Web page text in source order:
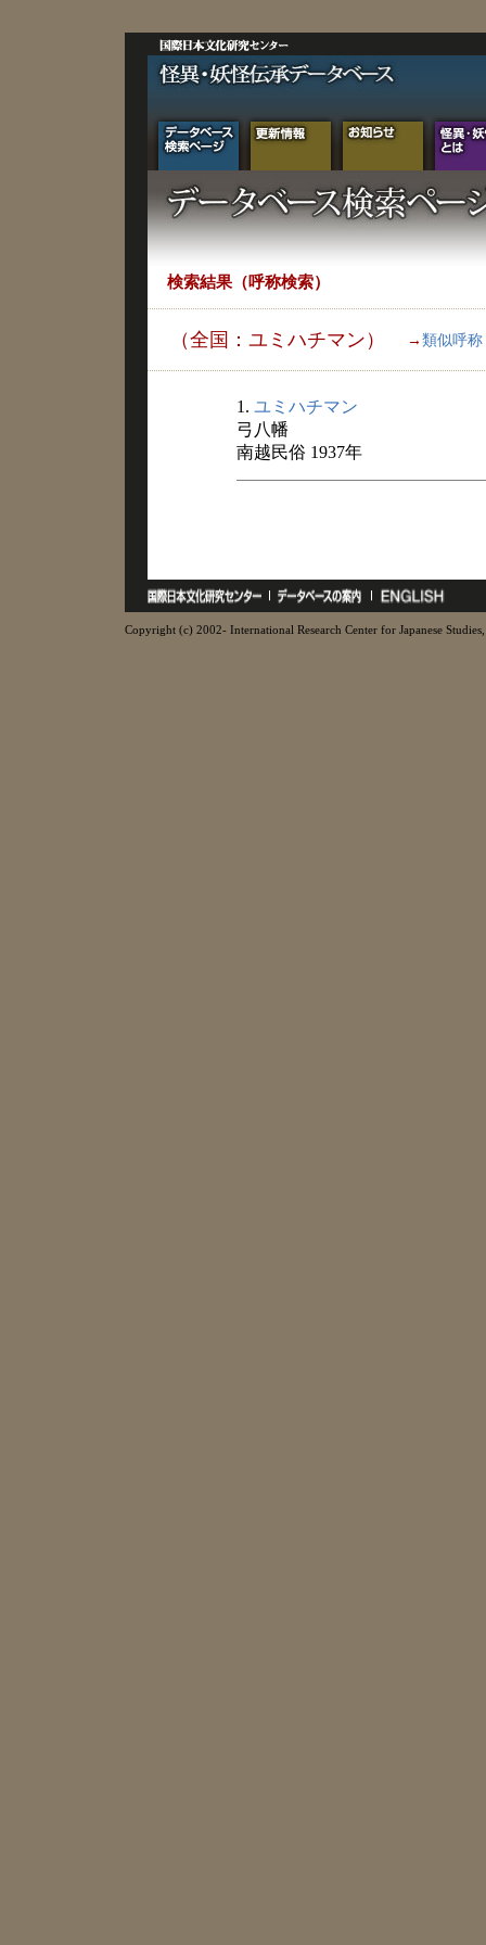
検索結果（呼称検索）
（全国：ユミハチマン） → 類似呼称
1. ユミハチマン
弓八幡
南越民俗 1937年
Copyright (c) 2002- International Research Center for Japanese